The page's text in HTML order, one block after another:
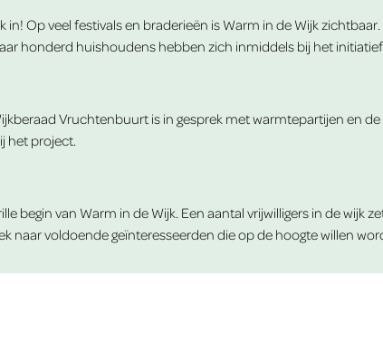
in! Op veel festivals en braderieën is Warm in de Wijk
honderd huishoudens hebben zich inmiddels bij het
Vruchtenbuurt is in gesprek met warmtepartijen en
het project.
begin van Warm in de Wijk. Een aantal vrijwilligers in de
naar voldoende geïnteresseerden die op de hoogte willen